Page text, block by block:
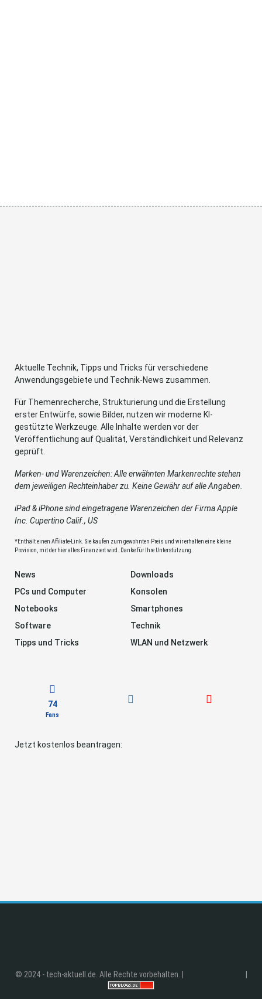
Aktuelle Technik, Tipps und Tricks für verschiedene
Anwendungsgebiete und Technik-News zusammen.
Für Themenrecherche, Strukturierung und die Erstellung
erster Entwürfe, sowie Bilder, nutzen wir moderne KI-
gestützte Werkzeuge. Alle Inhalte werden vor der
Veröffentlichung auf Qualität, Verständlichkeit und Relevanz
geprüft.
Marken- und Warenzeichen: Alle erwähnten Markenrechte stehen
dem jeweiligen Rechteinhaber zu. Keine Gewähr auf alle Angaben.
iPad & iPhone sind eingetragene Warenzeichen der Firma Apple
Inc. Cupertino Calif., US
*Enthält einen Affiliate-Link. Sie kaufen zum gewohnten Preis und wir erhalten eine kleine
Provision, mit der hier alles Finanziert wird. Danke für Ihre Unterstützung.
News
Downloads
PCs und Computer
Konsolen
Notebooks
Smartphones
Software
Technik
Tipps und Tricks
WLAN und Netzwerk
74
Fans
Jetzt kostenlos beantragen:
© 2024 - tech-aktuell.de. Alle Rechte vorbehalten. |